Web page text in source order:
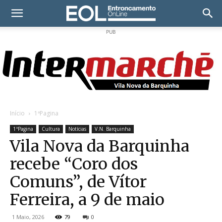
PUB
Início 1ªPagina
1ªPagina Cultura Notícias V.N. Barquinha
Vila Nova da Barquinha
recebe “Coro dos
Comuns”, de Vítor
Ferreira, a 9 de maio
1 Maio, 2026 79 0